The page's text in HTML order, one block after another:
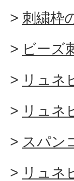
刺繍枠
ビーズ
リュネ
リュネ
スパン
リュネ